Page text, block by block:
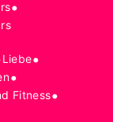
•
Liebe•
•
Fitness•